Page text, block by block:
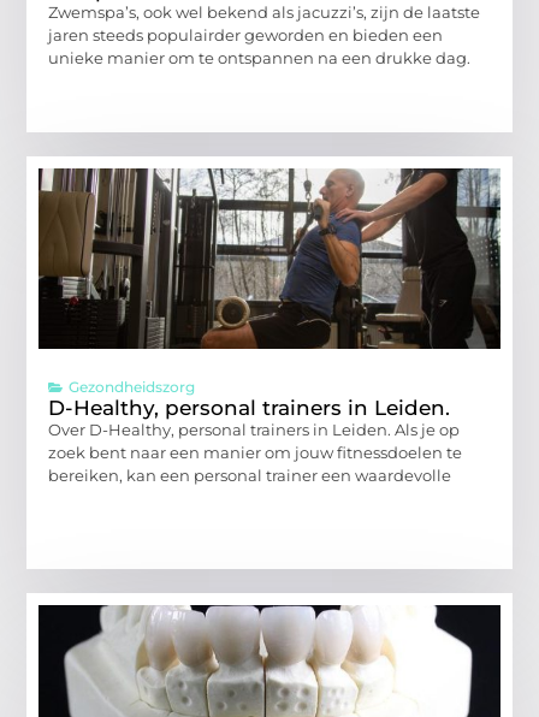
Zwemspa’s, ook wel bekend als jacuzzi’s, zijn de laatste
jaren steeds populairder geworden en bieden een
unieke manier om te ontspannen na een drukke dag.
Gezondheidszorg
D-Healthy, personal trainers in Leiden.
Over D-Healthy, personal trainers in Leiden. Als je op
zoek bent naar een manier om jouw fitnessdoelen te
bereiken, kan een personal trainer een waardevolle